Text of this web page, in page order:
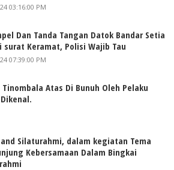
03:16:00 PM
Dan Tanda Tangan Datok Bandar Setia
surat Keramat, Polisi Wajib Tau
07:39:00 PM
Atas Di Bunuh Oleh Pelaku
and Silaturahmi, dalam kegiatan Tema
Kebersamaan Dalam Bingkai